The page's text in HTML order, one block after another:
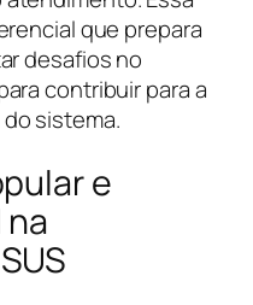
que prepara
desafios no
contribuir para a
sistema.
e